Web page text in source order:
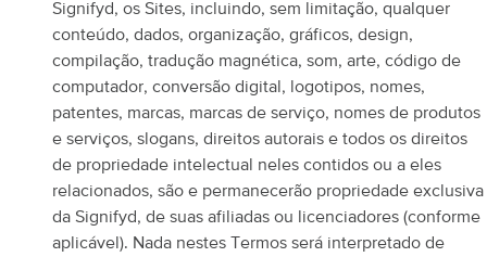
Signifyd, os Sites, incluindo, sem limitação, qualquer
conteúdo, dados, organização, gráficos, design,
compilação, tradução magnética, som, arte, código de
computador, conversão digital, logotipos, nomes,
patentes, marcas, marcas de serviço, nomes de produtos
e serviços, slogans, direitos autorais e todos os direitos
de propriedade intelectual neles contidos ou a eles
relacionados, são e permanecerão propriedade exclusiva
da Signifyd, de suas afiliadas ou licenciadores (conforme
aplicável). Nada nestes Termos será interpretado de